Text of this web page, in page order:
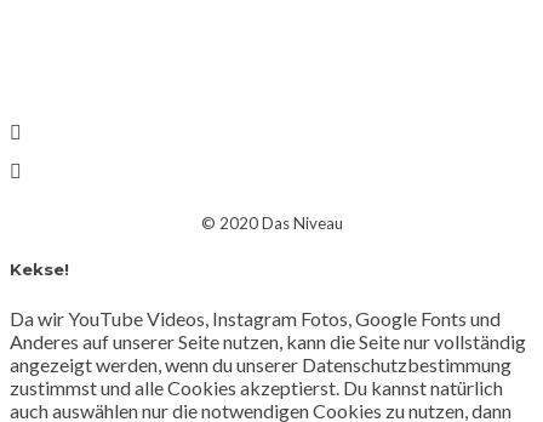
© 2020 Das Niveau
Kekse!
Da wir YouTube Videos, Instagram Fotos, Google Fonts und
Anderes auf unserer Seite nutzen, kann die Seite nur vollständig
angezeigt werden, wenn du unserer Datenschutzbestimmung
zustimmst und alle Cookies akzeptierst. Du kannst natürlich
auch auswählen nur die notwendigen Cookies zu nutzen, dann